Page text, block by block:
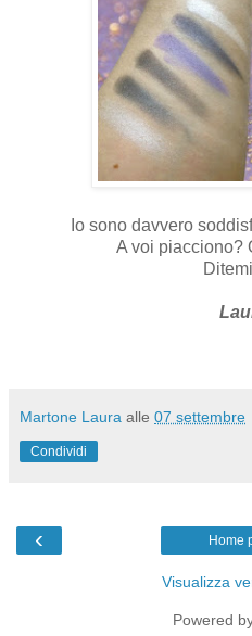
Io sono davvero
A voi piacciono?
Martone Laura alle 07 settembre
Condividi
‹ Home
Visualizza
Powered